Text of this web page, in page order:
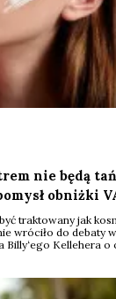
nie będą
obniżki
traktowany jak
wróciło do debaty
Billy‘ego Kellehera o
stawką.